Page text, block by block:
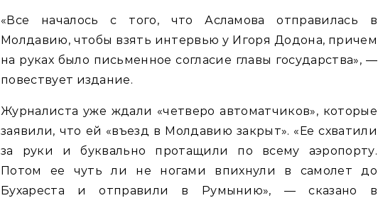
«Все началось с того, что Асламова отправилась в
Молдавию, чтобы взять интервью у Игоря Додона, причем
на руках было письменное согласие главы государства», —
повествует издание.
Журналиста уже ждали «четверо автоматчиков», которые
заявили, что ей «въезд в Молдавию закрыт». «Ее схватили
за руки и буквально протащили по всему аэропорту.
Потом ее чуть ли не ногами впихнули в самолет до
Бухареста и отправили в Румынию», — сказано в